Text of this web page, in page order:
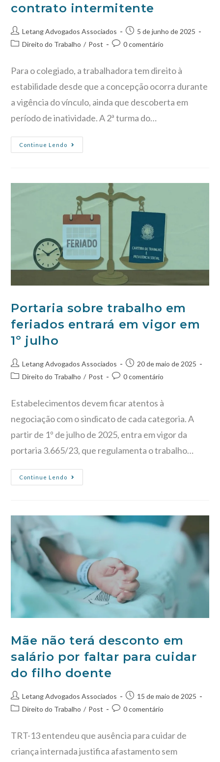
contrato intermitente
Letang Advogados Associados
5 de junho de 2025
Direito do Trabalho / Post 0 comentário
Para o colegiado, a trabalhadora tem direito à
estabilidade desde que a concepção ocorra durante
a vigência do vínculo, ainda que descoberta em
período de inatividade. A 2ª turma do…
Continue Lendo
Portaria sobre trabalho em
feriados entrará em vigor em
1º julho
Letang Advogados Associados
20 de maio de 2025
Direito do Trabalho / Post 0 comentário
Estabelecimentos devem ficar atentos à
negociação com o sindicato de cada categoria. A
partir de 1º de julho de 2025, entra em vigor da
portaria 3.665/23, que regulamenta o trabalho…
Continue Lendo
Mãe não terá desconto em
salário por faltar para cuidar
do filho doente
Letang Advogados Associados
15 de maio de 2025
Direito do Trabalho / Post 0 comentário
TRT-13 entendeu que ausência para cuidar de
criança internada justifica afastamento sem